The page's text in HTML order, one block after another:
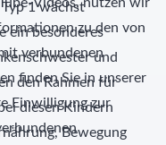
1 wächst
ein besonderes
und
den Rahmen für
diesen Kindern
Bewegung
Videos, nutzen wir
zu den von
verbundenen
finden Sie in unserer
Einwilligung zur